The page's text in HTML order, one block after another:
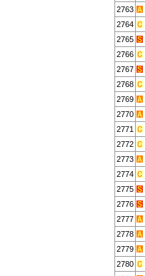
2763
2764
2765
2766
2767
2768
2769
2770
2771
2772
2773
2774
2775
2776
2777
2778
2779
2780